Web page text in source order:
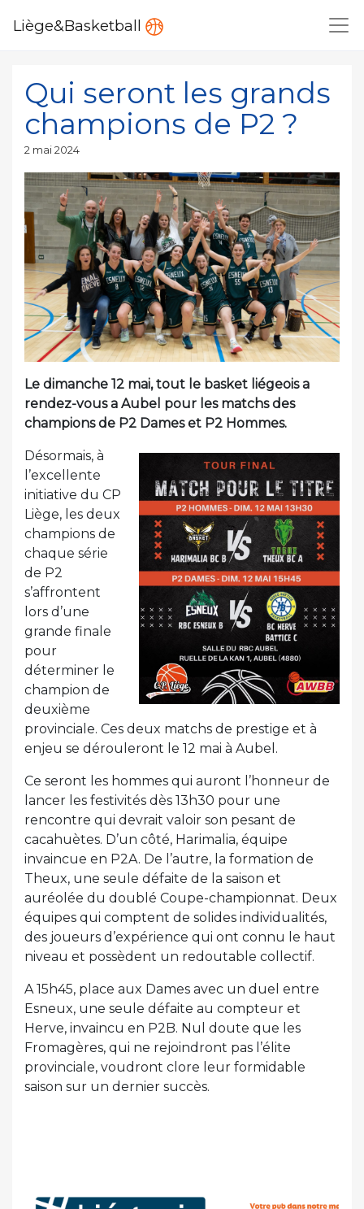
Liège&Basketball
Qui seront les grands
champions de P2 ?
Publié
2 mai 2024
Le dimanche 12 mai, tout le basket liégeois a
rendez-vous a Aubel pour les matchs des
champions de P2 Dames et P2 Hommes.
Désormais, à
l’excellente
initiative du CP
Liège, les deux
champions de
chaque série
de P2
s’affrontent
lors d’une
grande finale
pour
déterminer le
champion de
deuxième
provinciale. Ces deux matchs de prestige et à
enjeu se dérouleront le 12 mai à Aubel.
Ce seront les hommes qui auront l’honneur de
lancer les festivités dès 13h30 pour une
rencontre qui devrait valoir son pesant de
cacahuètes. D’un côté, Harimalia, équipe
invaincue en P2A. De l’autre, la formation de
Theux, une seule défaite de la saison et
auréolée du doublé Coupe-championnat. Deux
équipes qui comptent de solides individualités,
des joueurs d’expérience qui ont connu le haut
niveau et possèdent un redoutable collectif.
A 15h45, place aux Dames avec un duel entre
Esneux, une seule défaite au compteur et
Herve, invaincu en P2B. Nul doute que les
Fromagères, qui ne rejoindront pas l’élite
provinciale, voudront clore leur formidable
saison sur un dernier succès.